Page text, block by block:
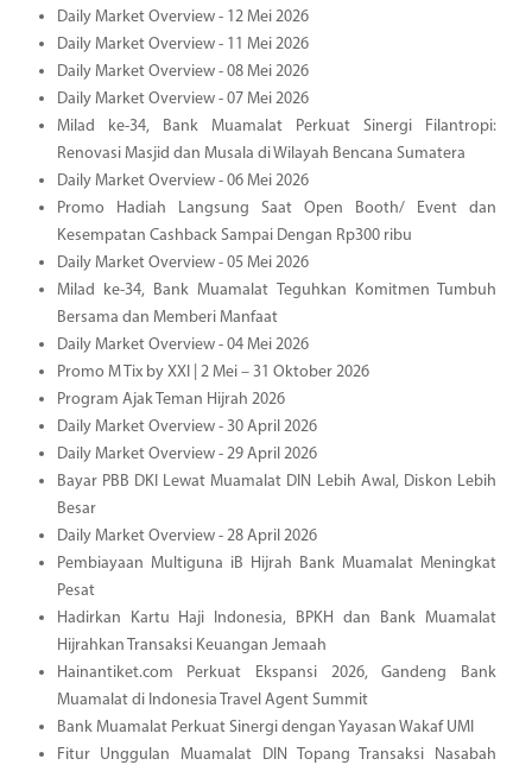
Daily Market Overview - 12 Mei 2026
Daily Market Overview - 11 Mei 2026
Daily Market Overview - 08 Mei 2026
Daily Market Overview - 07 Mei 2026
Milad ke-34, Bank Muamalat Perkuat Sinergi Filantropi:
Renovasi Masjid dan Musala di Wilayah Bencana Sumatera
Daily Market Overview - 06 Mei 2026
Promo Hadiah Langsung Saat Open Booth/ Event dan
Kesempatan Cashback Sampai Dengan Rp300 ribu
Daily Market Overview - 05 Mei 2026
Milad ke-34, Bank Muamalat Teguhkan Komitmen Tumbuh
Bersama dan Memberi Manfaat
Daily Market Overview - 04 Mei 2026
Promo M Tix by XXI | 2 Mei – 31 Oktober 2026
Program Ajak Teman Hijrah 2026
Daily Market Overview - 30 April 2026
Daily Market Overview - 29 April 2026
Bayar PBB DKI Lewat Muamalat DIN Lebih Awal, Diskon Lebih
Besar
Daily Market Overview - 28 April 2026
Pembiayaan Multiguna iB Hijrah Bank Muamalat Meningkat
Pesat
Hadirkan Kartu Haji Indonesia, BPKH dan Bank Muamalat
Hijrahkan Transaksi Keuangan Jemaah
Hainantiket.com Perkuat Ekspansi 2026, Gandeng Bank
Muamalat di Indonesia Travel Agent Summit
Bank Muamalat Perkuat Sinergi dengan Yayasan Wakaf UMI
Fitur Unggulan Muamalat DIN Topang Transaksi Nasabah